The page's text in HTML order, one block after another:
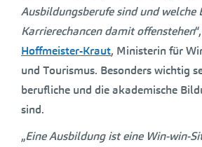
Ausbildungsberufe sind und welche
Karrierechancen damit offenstehen
Hoffmeister-Kraut, Ministerin für
und Tourismus. Besonders wichtig
berufliche und die akademische
sind.
„Eine Ausbildung ist eine Win-win-